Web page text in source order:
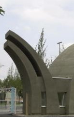
۱۳۹۷